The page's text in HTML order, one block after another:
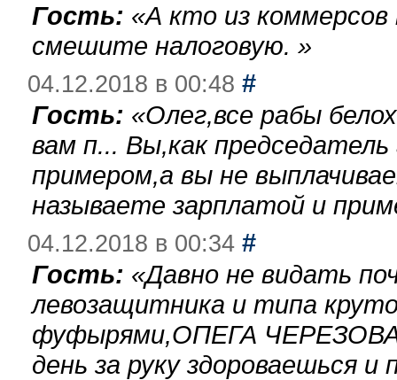
Гость: «А кто из
смешите налоговую. »
04.12.2018 в 00:48 #
Гость: «Олег,все рабы
вам п... Вы,как
примером,а вы не
называете зарплатой и
04.12.2018 в 00:34 #
Гость: «Давно не видать
левозащитника и типа
фуфырями,ОПЕГА
день за руку здороваешься